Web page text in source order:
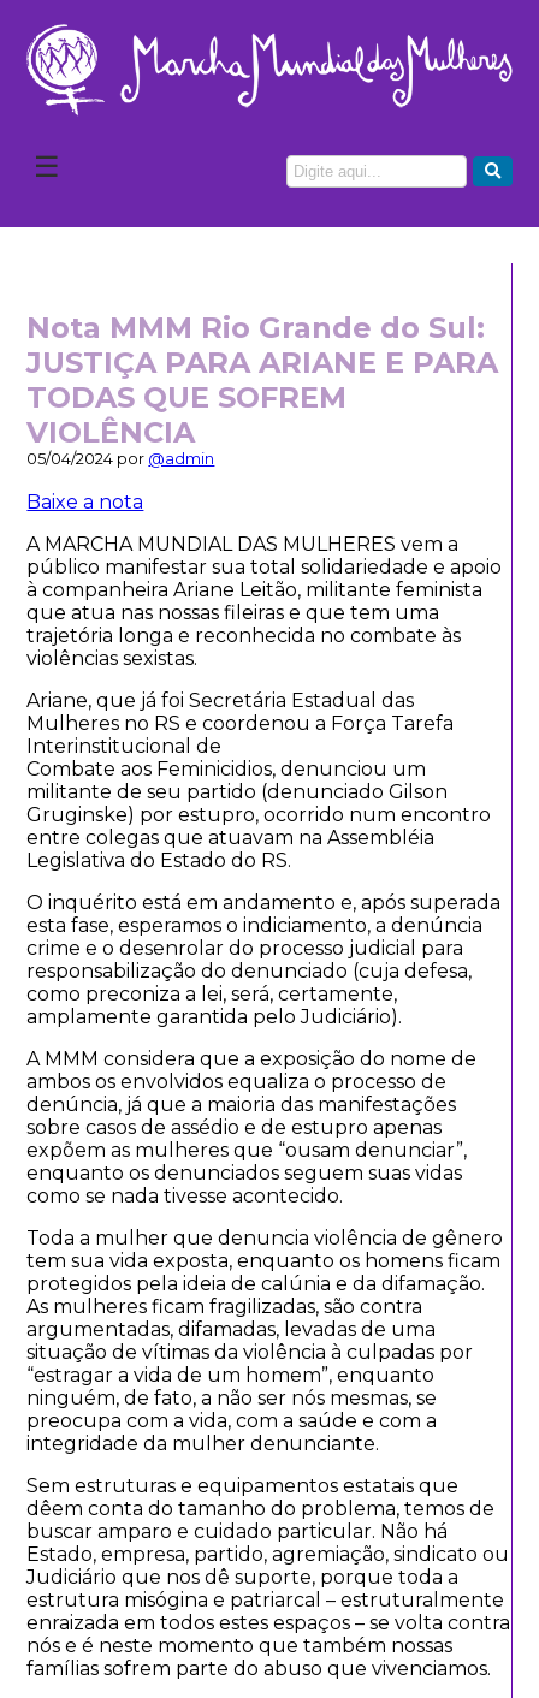
☰
Nota MMM Rio Grande do Sul:
JUSTIÇA PARA ARIANE E PARA
TODAS QUE SOFREM
VIOLÊNCIA
05/04/2024 por @admin
Baixe a nota
A MARCHA MUNDIAL DAS MULHERES vem a
público manifestar sua total solidariedade e apoio
à companheira Ariane Leitão, militante feminista
que atua nas nossas fileiras e que tem uma
trajetória longa e reconhecida no combate às
violências sexistas.
Ariane, que já foi Secretária Estadual das
Mulheres no RS e coordenou a Força Tarefa
Interinstitucional de
Combate aos Feminicidios, denunciou um
militante de seu partido (denunciado Gilson
Gruginske) por estupro, ocorrido num encontro
entre colegas que atuavam na Assembléia
Legislativa do Estado do RS.
O inquérito está em andamento e, após superada
esta fase, esperamos o indiciamento, a denúncia
crime e o desenrolar do processo judicial para
responsabilização do denunciado (cuja defesa,
como preconiza a lei, será, certamente,
amplamente garantida pelo Judiciário).
A MMM considera que a exposição do nome de
ambos os envolvidos equaliza o processo de
denúncia, já que a maioria das manifestações
sobre casos de assédio e de estupro apenas
expõem as mulheres que “ousam denunciar”,
enquanto os denunciados seguem suas vidas
como se nada tivesse acontecido.
Toda a mulher que denuncia violência de gênero
tem sua vida exposta, enquanto os homens ficam
protegidos pela ideia de calúnia e da difamação.
As mulheres ficam fragilizadas, são contra
argumentadas, difamadas, levadas de uma
situação de vítimas da violência à culpadas por
“estragar a vida de um homem”, enquanto
ninguém, de fato, a não ser nós mesmas, se
preocupa com a vida, com a saúde e com a
integridade da mulher denunciante.
Sem estruturas e equipamentos estatais que
dêem conta do tamanho do problema, temos de
buscar amparo e cuidado particular. Não há
Estado, empresa, partido, agremiação, sindicato ou
Judiciário que nos dê suporte, porque toda a
estrutura misógina e patriarcal – estruturalmente
enraizada em todos estes espaços – se volta contra
nós e é neste momento que também nossas
famílias sofrem parte do abuso que vivenciamos.